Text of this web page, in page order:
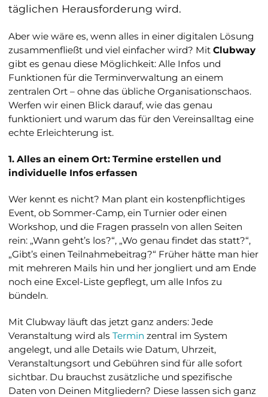
täglichen Herausforderung wird.
Aber wie wäre es, wenn alles in einer digitalen Lösung
zusammenfließt und viel einfacher wird? Mit Clubway
gibt es genau diese Möglichkeit: Alle Infos und
Funktionen für die Terminverwaltung an einem
zentralen Ort – ohne das übliche Organisationschaos.
Werfen wir einen Blick darauf, wie das genau
funktioniert und warum das für den Vereinsalltag eine
echte Erleichterung ist.
1. Alles an einem Ort: Termine erstellen und
individuelle Infos erfassen
Wer kennt es nicht? Man plant ein kostenpflichtiges
Event, ob Sommer-Camp, ein Turnier oder einen
Workshop, und die Fragen prasseln von allen Seiten
rein: „Wann geht’s los?“, „Wo genau findet das statt?“,
„Gibt’s einen Teilnahmebeitrag?“ Früher hätte man hier
mit mehreren Mails hin und her jongliert und am Ende
noch eine Excel-Liste gepflegt, um alle Infos zu
bündeln.
Mit Clubway läuft das jetzt ganz anders: Jede
Veranstaltung wird als Termin zentral im System
angelegt, und alle Details wie Datum, Uhrzeit,
Veranstaltungsort und Gebühren sind für alle sofort
sichtbar. Du brauchst zusätzliche und spezifische
Daten von Deinen Mitgliedern? Diese lassen sich ganz